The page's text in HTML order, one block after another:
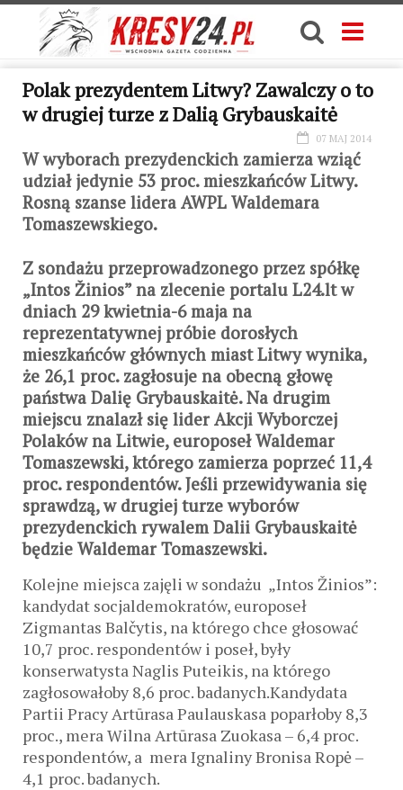
Polak prezydentem Litwy? Zawalczy o to
w drugiej turze z Dalią Grybauskaitė
07 MAJ 2014
W wyborach prezydenckich zamierza wziąć
udział jedynie 53 proc. mieszkańców Litwy.
Rosną szanse lidera AWPL Waldemara
Tomaszewskiego.
Z sondażu przeprowadzonego przez spółkę
„Intos Žinios” na zlecenie portalu L24.lt w
dniach 29 kwietnia-6 maja na
reprezentatywnej próbie dorosłych
mieszkańców głównych miast Litwy wynika,
że 26,1 proc. zagłosuje na obecną głowę
państwa Dalię Grybauskaitė. Na drugim
miejscu znalazł się lider Akcji Wyborczej
Polaków na Litwie, europoseł Waldemar
Tomaszewski, którego zamierza poprzeć 11,4
proc. respondentów. Jeśli przewidywania się
sprawdzą, w drugiej turze wyborów
prezydenckich rywalem Dalii Grybauskaitė
będzie Waldemar Tomaszewski.
Kolejne miejsca zajęli w sondażu „Intos Žinios”:
kandydat socjaldemokratów, europoseł
Zigmantas Balčytis, na którego chce głosować
10,7 proc. respondentów i poseł, były
konserwatysta Naglis Puteikis, na którego
zagłosowałoby 8,6 proc. badanych.Kandydata
Partii Pracy Artūrasa Paulauskasa poparłoby 8,3
proc., mera Wilna Artūrasa Zuokasa – 6,4 proc.
respondentów, a mera Ignaliny Bronisa Ropė –
4,1 proc. badanych.